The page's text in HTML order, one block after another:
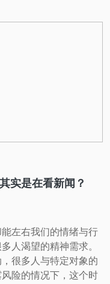
实是在看新闻？
左右我们的情绪与行
人渴望的精神需求。
很多人与特定对象的
险的情况下，这个时